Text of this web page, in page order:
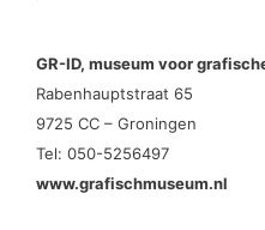
GR-ID, museum voor
Rabenhauptstraat 65
9725 CC – Groningen
Tel: 050-5256497
www.grafischmuseum.nl